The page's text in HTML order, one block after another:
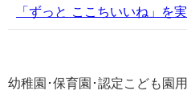
「ずっと ここちいいね」を
幼稚園･保育園･認定こども園